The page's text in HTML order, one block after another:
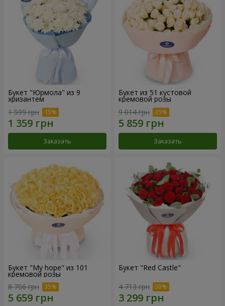
Букет "Юрмола" из 9
хризантем
1 599 грн
Заказать
Букет из 51 кустовой
кремовой розы
9 014 грн
Заказать
Букет "My hope" из 101
кремовой розы
8 706 грн
Букет "Red Castle"
4 713 грн